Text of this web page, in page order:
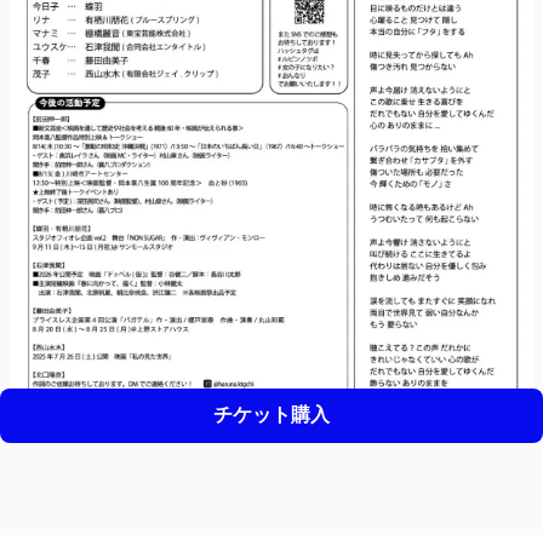
(敬称略・順不同)
企画・製作：ルビンノツボ
チケット購入